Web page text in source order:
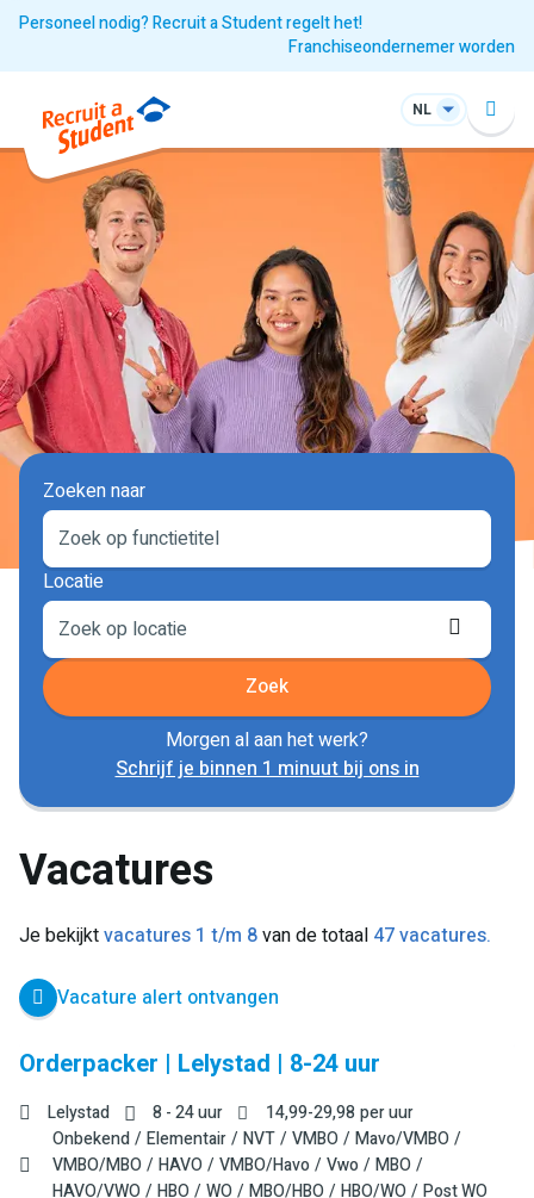
Personeel nodig? Recruit a Student regelt het!
Franchiseondernemer worden
NL
Zoeken naar
Locatie
Zoek
Morgen al aan het werk?
Schrijf je binnen 1 minuut bij ons in
Vacatures
Je bekijktvacatures 1 t/m 8van de totaal 47 vacatures.
Vacature alert ontvangen
Orderpacker | Lelystad | 8-24 uur
Lelystad 8 - 24 uur 14,99-29,98 per uur
Onbekend
Elementair NVT VMBO
Mavo/VMBO
VMBO/MBO
HAVO VMBO/Havo Vwo
MBO
HAVO/VWO
HBO WO MBO/HBO HBO/WO Post WO